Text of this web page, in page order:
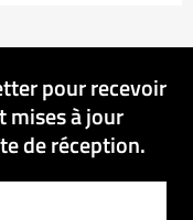
pour recevoir
mises à jour
de réception.